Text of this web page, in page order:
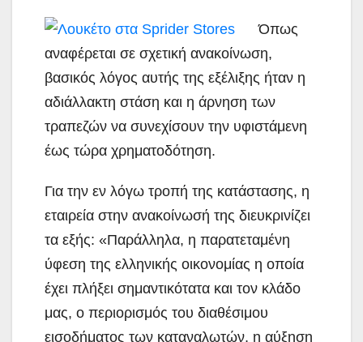
Όπως
αναφέρεται σε σχετική ανακοίνωση,
βασικός λόγος αυτής της εξέλιξης ήταν η
αδιάλλακτη στάση και η άρνηση των
τραπεζών να συνεχίσουν την υφιστάμενη
έως τώρα χρηματοδότηση.
Για την εν λόγω τροπή της κατάστασης, η
εταιρεία στην ανακοίνωσή της διευκρινίζει
τα εξής: «Παράλληλα, η παρατεταμένη
ύφεση της ελληνικής οικονομίας η οποία
έχει πλήξει σημαντικότατα και τον κλάδο
μας, ο περιορισμός του διαθέσιμου
εισοδήματος των καταναλωτών, η αύξηση